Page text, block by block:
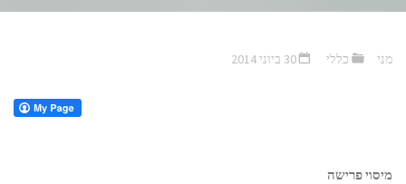
מני כללי 30 ביוני 2014
מיסוי פרישה